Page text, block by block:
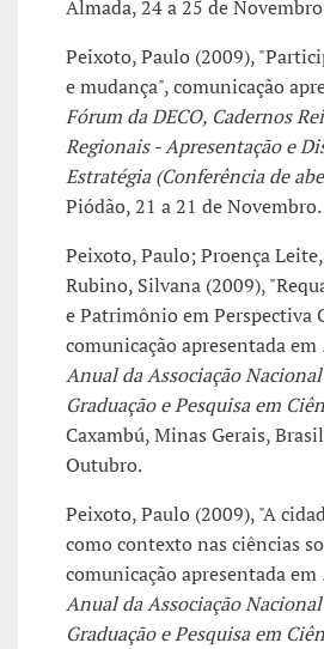
Almada, 24 a 25 de
Peixoto, Paulo (2009),
e mudança", comunicação
Fórum da DECO, Cadernos
Regionais - Apresentação e
Estratégia (Conferência de
Piódão, 21 a 21 de Novembro.
Peixoto, Paulo; Proença
Rubino, Silvana (2009),
e Patrimônio em Perspectiva
comunicação apresentada em
Anual da Associação
Graduação e Pesquisa em
Caxambú, Minas Gerais,
Outubro.
Peixoto, Paulo (2009), "A
como contexto nas ciências
comunicação apresentada em
Anual da Associação
Graduação e Pesquisa em